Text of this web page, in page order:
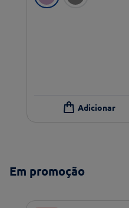
Em promoção